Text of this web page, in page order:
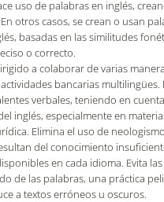
uso de palabras en inglés,
otros casos, se crean o usan
basadas en las similitudes
o correcto.
a colaborar de varias
bancarias
verbales, teniendo en
inglés, especialmente en
Elimina el uso de
del conocimiento
en cada idioma. Evita
de las palabras, una práctica
a textos erróneos u oscuros.